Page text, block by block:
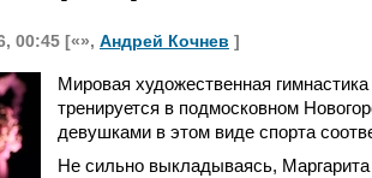
00:45 [«», Андрей Кочнев ]
Мировая художественная
тренируется в подмосковном
девушками в этом виде спорта
Не сильно выкладываясь,